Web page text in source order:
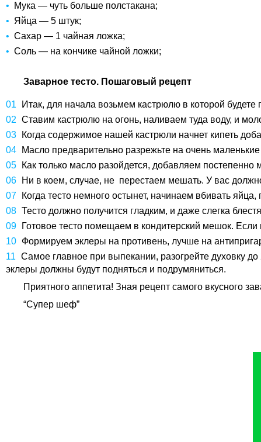
Мука — чуть больше полстакана;
Яйца — 5 штук;
Сахар — 1 чайная ложка;
Соль — на кончике чайной ложки;
Заварное тесто. Пошаговый рецепт
Итак, для начала возьмем кастрюлю в которой будете
Ставим кастрюлю на огонь, наливаем туда воду, и
Когда содержимое нашей кастрюли начнет кипеть
Масло предварительно разрежьте на очень маленькие
Как только масло разойдется, добавляем постепенно
Ни в коем, случае, не перестаем мешать. У вас
Когда тесто немного остынет, начинаем вбивать
Тесто должно получится гладким, и даже слегка
Готовое тесто помещаем в кондитерский мешок. Если
Формируем эклеры на противень, лучше на
Самое главное при выпекании, разогрейте духовку
эклеры должны будут подняться и подрумяниться.
Приятного аппетита! Зная рецепт самого вкусного
“Супер шеф”